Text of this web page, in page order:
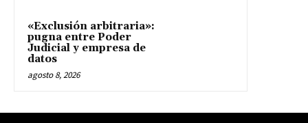
«Exclusión arbitraria»:
pugna entre Poder
Judicial y empresa de
datos
agosto 8, 2026